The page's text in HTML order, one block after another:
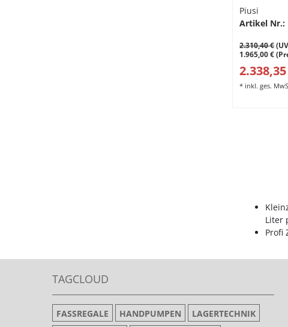
Piusi
Artikel Nr.:
2.310,40 €
1.965,00 €
* inkl. ges.
Liter
Profi
TAGCLOUD
FASSREGALE HANDPUMPEN
LAGERTECHNIK